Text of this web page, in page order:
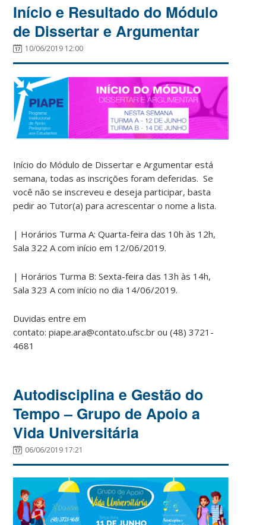
Início e Resultado do Módulo
de Dissertar e Argumentar
10/06/2019 12:00
Início do Módulo de Dissertar e Argumentar está
semana, todas as inscrições foram deferidas. Se
você não se inscreveu e deseja participar, basta
pedir ao Tutor(a) para acrescentar o nome a lista.
| Horários Turma A: Quarta-feira das 10h às 12h,
Sala 322 A com início em 12/06/2019.
| Horários Turma B: Sexta-feira das 13h às 14h,
Sala 323 A com início no dia 14/06/2019.
Duvidas entre em
contato: piape.ara@contato.ufsc.br ou (48) 3721-
4681
Autodisciplina e Gestão do
Tempo – Grupo de Apoio a
Vida Universitária
06/06/2019 17:21